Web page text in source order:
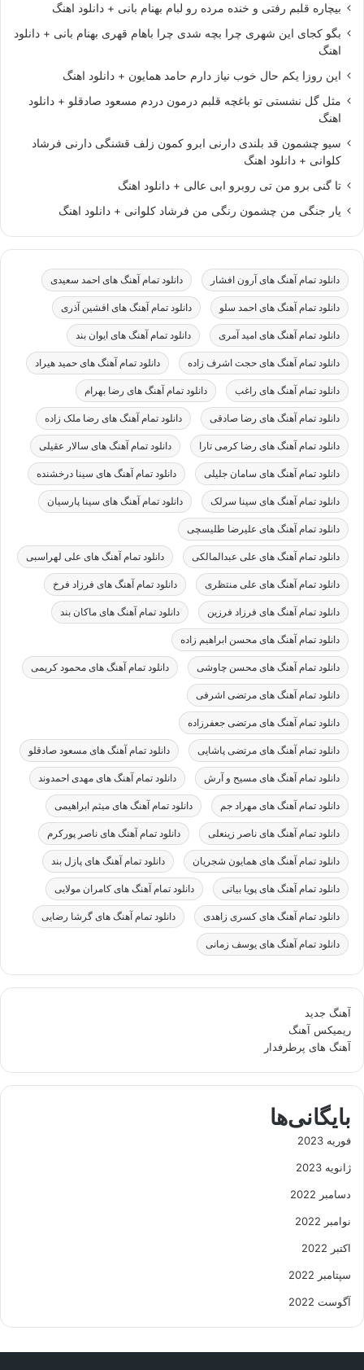
بیچاره قلبم رفتی و خنده مرده رو لبام بهنام بانی + دانلود اهنگ
بگو کجای این شهری چرا بچه شدی چرا باهام قهری بهنام بانی + دانلود
اهنگ
این روزا یکم حال خوب نیاز دارم حامد همایون + دانلود اهنگ
مثل گل نشستی تو باغچه قلبم درمون دردم مسعود صادقلو + دانلود
اهنگ
سیو چشمون قد بلندی دارنی ابرو کمون زلف قشنگی دارنی فرشاد
کلوانی + دانلود اهنگ
تا گنی برو من تی روبرو ابی عالی + دانلود اهنگ
یار جنگی من چشمون رنگی من فرشاد کلوانی + دانلود اهنگ
دانلود تمام آهنگ های آرون افشار دانلود تمام آهنگ های احمد سعیدی
دانلود تمام آهنگ های احمد سلو دانلود تمام آهنگ های افشین آذری
دانلود تمام آهنگ های امید آمری دانلود تمام آهنگ های ایوان بند
دانلود تمام آهنگ های حجت اشرف زاده دانلود تمام آهنگ های حمید هیراد
دانلود تمام آهنگ های راغب دانلود تمام آهنگ های رضا بهرام
دانلود تمام آهنگ های رضا صادقی دانلود تمام آهنگ های رضا ملک زاده
دانلود تمام آهنگ های رضا کرمی تارا دانلود تمام آهنگ های سالار عقیلی
دانلود تمام آهنگ های سامان جلیلی دانلود تمام آهنگ های سینا درخشنده
دانلود تمام آهنگ های سینا سرلک دانلود تمام آهنگ های سینا پارسیان
دانلود تمام آهنگ های علیرضا طلیسچی
دانلود تمام آهنگ های علی عبدالمالکی دانلود تمام آهنگ های علی لهراسبی
دانلود تمام آهنگ های علی منتظری دانلود تمام آهنگ های فرزاد فرخ
دانلود تمام آهنگ های فرزاد فرزین دانلود تمام آهنگ های ماکان بند
دانلود تمام آهنگ های محسن ابراهیم زاده
دانلود تمام آهنگ های محسن چاوشی دانلود تمام آهنگ های محمود کریمی
دانلود تمام آهنگ های مرتضی اشرفی
دانلود تمام آهنگ های مرتضی جعفرزاده
دانلود تمام آهنگ های مرتضی پاشایی دانلود تمام آهنگ های مسعود صادقلو
دانلود تمام آهنگ های مسیح و آرش دانلود تمام آهنگ های مهدی احمدوند
دانلود تمام آهنگ های مهراد جم دانلود تمام آهنگ های میثم ابراهیمی
دانلود تمام آهنگ های ناصر زینعلی دانلود تمام آهنگ های ناصر پورکرم
دانلود تمام آهنگ های همایون شجریان دانلود تمام آهنگ های پازل بند
دانلود تمام آهنگ های پویا بیاتی دانلود تمام آهنگ های کامران مولایی
دانلود تمام آهنگ های کسری زاهدی دانلود تمام آهنگ های گرشا رضایی
دانلود تمام آهنگ های یوسف زمانی
آهنگ جدید
ریمیکس آهنگ
آهنگ های پرطرفدار
بایگانی‌ها
فوریه 2023
ژانویه 2023
دسامبر 2022
نوامبر 2022
اکتبر 2022
سپتامبر 2022
آگوست 2022